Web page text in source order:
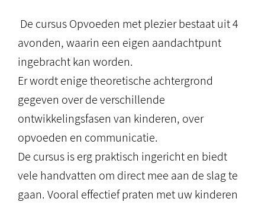
De cursus Opvoeden met plezier bestaat uit 4
avonden, waarin een eigen aandachtpunt
ingebracht kan worden.
Er wordt enige theoretische achtergrond
gegeven over de verschillende
ontwikkelingsfasen van kinderen, over
opvoeden en communicatie.
De cursus is erg praktisch ingericht en biedt
vele handvatten om direct mee aan de slag te
gaan. Vooral effectief praten met uw kinderen